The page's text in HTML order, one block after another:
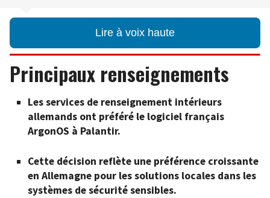
Lire à voix haute
Principaux renseignements
Les services de renseignement intérieurs
allemands ont préféré le logiciel français
ArgonOS à Palantir.
Cette décision reflète une préférence croissante
en Allemagne pour les solutions locales dans les
systèmes de sécurité sensibles.